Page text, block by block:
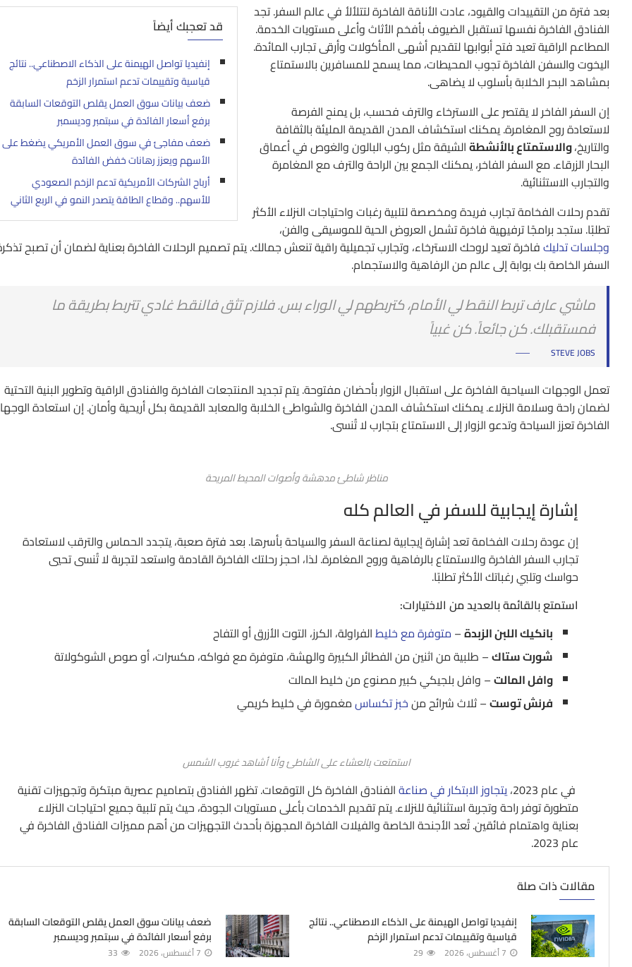
قد تعجبك أيضاً
إنفيديا تواصل الهيمنة على الذكاء الاصطناعي.. نتائج
قياسية وتقييمات تدعم استمرار الزخم
ضعف بيانات سوق العمل يقلص التوقعات السابقة
برفع أسعار الفائدة في سبتمبر وديسمبر
ضعف مفاجئ في سوق العمل الأمريكي يضغط على
الأسهم ويعزز رهانات خفض الفائدة
أرباح الشركات الأمريكية تدعم الزخم الصعودي
للأسهم.. وقطاع الطاقة يتصدر النمو في الربع الثاني
بعد فترة من التقييدات والقيود، عادت الأناقة الفاخرة لتتلألأ في عالم السفر. تجد
الفنادق الفاخرة نفسها تستقبل الضيوف بأفخم الأثاث وأعلى مستويات الخدمة.
المطاعم الراقية تعيد فتح أبوابها لتقديم أشهى المأكولات وأرقى تجارب المائدة.
اليخوت والسفن الفاخرة تجوب المحيطات، مما يسمح للمسافرين بالاستمتاع
بمشاهد البحر الخلابة بأسلوب لا يضاهى.
إن السفر الفاخر لا يقتصر على الاسترخاء والترف فحسب، بل يمنح الفرصة
لاستعادة روح المغامرة. يمكنك استكشاف المدن القديمة المليئة بالثقافة
والتاريخ،والاستمتاع بالأنشطةالشيقة مثل ركوب البالون والغوص في أعماق
البحار الزرقاء. مع السفر الفاخر، يمكنك الجمع بين الراحة والترف مع المغامرة
والتجارب الاستثنائية.
تقدم رحلات الفخامة تجارب فريدة ومخصصة لتلبية رغبات واحتياجات النزلاء الأكثر
تطلبًا. ستجد برامجًا ترفيهية فاخرة تشمل العروض الحية للموسيقى والفن،
وجلسات تدليكفاخرة تعيد لروحك الاسترخاء، وتجارب تجميلية راقية تنعش جمالك. يتم تصميم الرحلات الفاخرة بعناية لضمان أن تصبح
السفر الخاصة بك بوابة إلى عالم من الرفاهية والاستجمام.
ماشي عارف تربط النقط لي الأمام، كتربطهم لي الوراء بس. فلازم تثق فالنقط غادي تتربط بطريقة ما
فمستقبلك. كن جائعاً. كن غبياً
STEVE JOBS
تعمل الوجهات السياحية الفاخرة على استقبال الزوار بأحضان مفتوحة. يتم تجديد المنتجعات الفاخرة والفنادق الراقية وتطوير البنية التحتية
لضمان راحة وسلامة النزلاء. يمكنك استكشاف المدن الفاخرة والشواطئ الخلابة والمعابد القديمة بكل أريحية وأمان. إن استعادة
الفاخرة تعزز السياحة وتدعو الزوار إلى الاستمتاع بتجارب لا تُنسى.
مناظر شاطئ مدهشة وأصوات المحيط المريحة
إشارة إيجابية للسفر في العالم كله
إن عودة رحلات الفخامة تعد إشارة إيجابية لصناعة السفر والسياحة بأسرها. بعد فترة صعبة، يتجدد الحماس والترقب لاستعادة
تجارب السفر الفاخرة والاستمتاع بالرفاهية وروح المغامرة. لذا، احجز رحلتك الفاخرة القادمة واستعد لتجربة لا تُنسى تحيي
حواسك وتلبي رغباتك الأكثر تطلبًا.
استمتع بالقائمة بالعديد من الاختيارات:
بانكيك اللبن الزبدة– متوفرة مع خليطالفراولة، الكرز، التوت الأزرق أو التفاح
شورت ستاك– طلبية من اثنين من الفطائر الكبيرة والهشة، متوفرة مع فواكه، مكسرات، أو صوص الشوكولاتة
وافل المالت– وافل بلجيكي كبير مصنوع من خليط المالت
فرنش توست– ثلاث شرائح منخبز تكساسمغمورة في خليط كريمي
استمتعت بالعشاء على الشاطئ وأنا أشاهد غروب الشمس
في عام 2023، يتجاوز الابتكار في صناعةالفنادق الفاخرة كل التوقعات. تظهر الفنادق بتصاميم عصرية مبتكرة وتجهيزات تقنية
متطورة توفر راحة وتجربة استثنائية للنزلاء. يتم تقديم الخدمات بأعلى مستويات الجودة، حيث يتم تلبية جميع احتياجات النزلاء
بعناية واهتمام فائقين. تُعد الأجنحة الخاصة والفيلات الفاخرة المجهزة بأحدث التجهيزات من أهم مميزات الفنادق الفاخرة في
عام 2023.
مقالات ذات صلة
إنفيديا تواصل الهيمنة على الذكاء الاصطناعي.. نتائج
قياسية وتقييمات تدعم استمرار الزخم
7 أغسطس، 2026 29
ضعف بيانات سوق العمل يقلص التوقعات السابقة
برفع أسعار الفائدة في سبتمبر وديسمبر
7 أغسطس، 2026 33